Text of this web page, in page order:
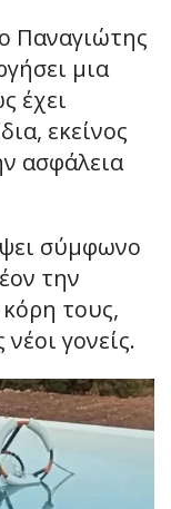
Παναγιώτης
μια
έχει
εκείνος
ασφάλεια
σύμφωνο
την
τους,
γονείς.